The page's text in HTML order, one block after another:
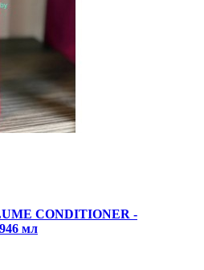
CONDITIONER -
мл